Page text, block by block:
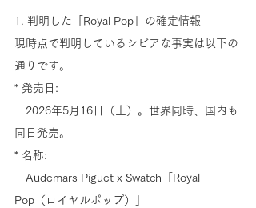
1. 判明した「Royal Pop」の確定情報
現時点で判明しているシビアな事実は以下の
通りです。
* 発売日:
2026年5月16日（土）。世界同時、国内も
同日発売。
* 名称:
Audemars Piguet x Swatch「Royal
Pop（ロイヤルポップ）」